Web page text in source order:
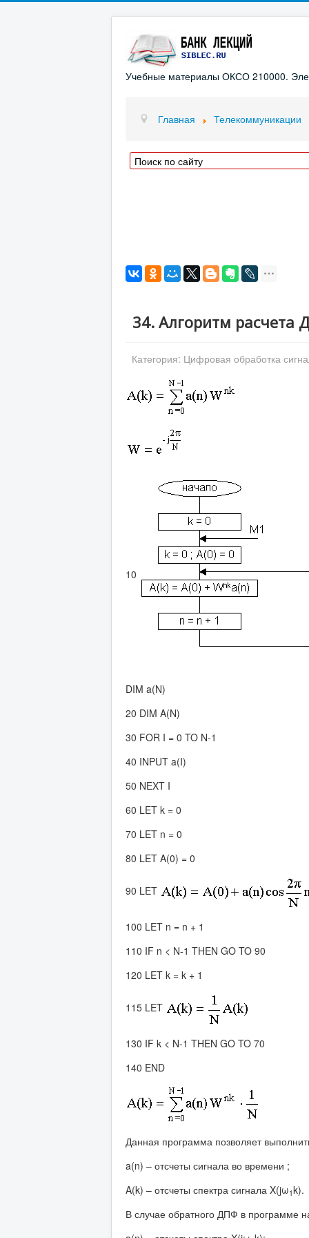
Учебные материалы ОКСО 210000.
Главная Телекоммуникации
34. Алгоритм расчета
Категория: Цифровая обработка
10
DIM a(N)
20 DIM A(N)
30 FOR I = 0 TO N-1
40 INPUT a(I)
50 NEXT I
60 LET k = 0
70 LET n = 0
80 LET A(0) = 0
90 LET
100 LET n = n + 1
110 IF n < N-1 THEN GO TO 90
120 LET k = k + 1
115 LET
130 IF k < N-1 THEN GO TO 70
140 END
Данная программа позволяет
a(n) – отсчеты сигнала во времени ;
A(k) – отсчеты спектра сигнала X(jω1k).
В случае обратного ДПФ в программе